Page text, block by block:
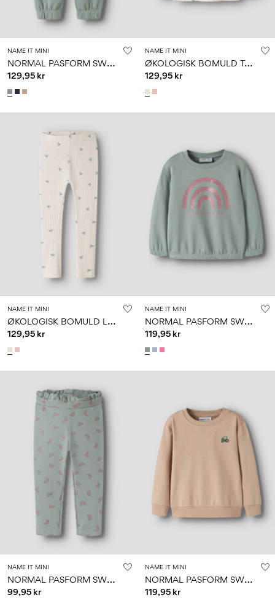
NAME IT MINI
N
ORMAL PASFORM SWEATBUKSER
129,95 kr
NAME IT MINI
Ø
KOLOGISK BOMULD TOP MED LANGE ÆRMER
129,95 kr
NAME IT MINI
Ø
KOLOGISK BOMULD LEGGINGS
129,95 kr
NAME IT MINI
N
ORMAL PASFORM SWEATSHIRT
119,95 kr
NAME IT MINI
N
ORMAL PASFORM SWEATBUKSER
99,95 kr
NAME IT MINI
N
ORMAL PASFORM SWEATSHIRT
119,95 kr